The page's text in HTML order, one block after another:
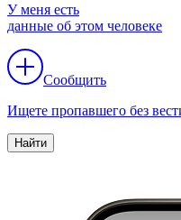
У меня есть
данные об этом человеке
Сообщить
Ищете пропавшего без
Найти